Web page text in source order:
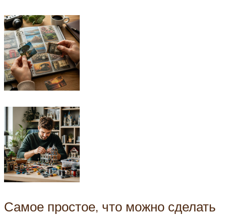
Самое простое, что можно сделать